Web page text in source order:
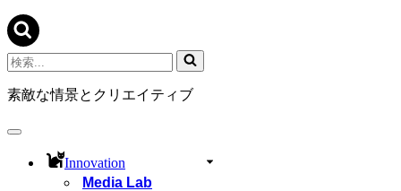
シ
ョ
ン
メ
ニ
ュ
検
索...
素敵な情景とクリエイティブ
ナ
Innovation
Media Lab